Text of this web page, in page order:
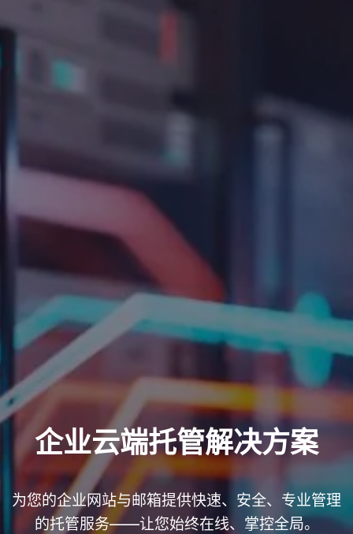
企业云端托管解决方案
为您的企业网站与邮箱提供快速、安全、专业管理
的托管服务——让您始终在线、掌控全局。